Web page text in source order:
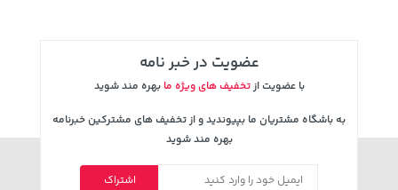
120,000
عضویت در خبر نامه
با عضویت ازتخفیف های ویژه ما بهره مند شوید
به باشگاه مشتریان ما بپیوندید و از تخفیف های مشترکین خبرنامه
بهره مند شوید
اشتراک